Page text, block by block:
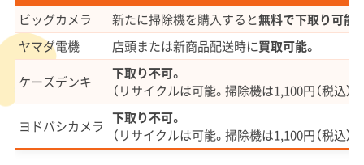
ビッグカメラ
新たに掃除機を購入すると無料で下取り可能
ヤマダ電機
店頭または新商品配送時に買取可能。
ケーズデンキ
下取り不可。
（リサイクルは可能。掃除機は1,100円（税込）。
ヨドバシカメラ 下取り不可。
（リサイクルは可能。掃除機は1,100円（税込）。